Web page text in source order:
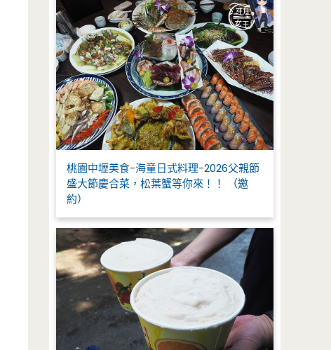
桃園中壢美食-海童日式料理-2026父親節
盛大節慶合菜，松葉蟹等你來！！ （邀
約）